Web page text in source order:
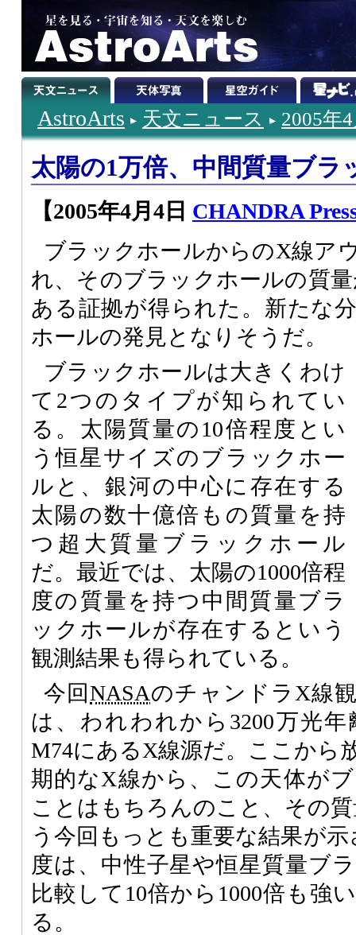
AstroArts 天文ニュース 2005年
太陽の1万倍、中間質量ブラ
【2005年4月4日 CHANDRA
ブラックホールからのX線ア
れ、そのブラックホールの質
ある証拠が得られた。新たな
ホールの発見となりそうだ。
ブラックホールは大きくわけ
て2つのタイプが知られてい
る。太陽質量の10倍程度とい
う恒星サイズのブラックホー
ルと、銀河の中心に存在する
太陽の数十億倍もの質量を持
つ超大質量ブラックホール
だ。最近では、太陽の1000倍程
度の質量を持つ中間質量ブラ
ックホールが存在するという
観測結果も得られている。
今回NASAのチャンドラX線
は、われわれから3200万光
M74にあるX線源だ。ここから
期的なX線から、この天体が
ことはもちろんのこと、その
う今回もっとも重要な結果が
度は、中性子星や恒星質量ブ
比較して10倍から1000倍も強
る。